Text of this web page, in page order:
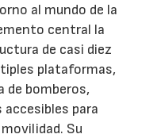
al mundo de la
central la
de casi diez
plataformas,
de bomberos,
accesibles para
Su